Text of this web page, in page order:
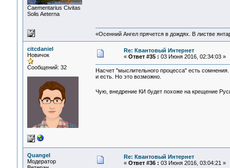
Сaementarius Civitas
Solis Aeterna
«Осенний Ангел прячется в дождях. В листве
citcdaniel
Новичок
Сообщений: 32
Re: Квантовый Интернет
« Ответ #35 : 03 Июня 2016, 02:34:03 »
Насчет "мыслительного процесса" есть
и есть. Но это возможно.
Чую, внедрение КИ будет похоже на крещение
Quangel
Модератор
Re: Квантовый Интернет
« Ответ #36 : 03 Июня 2016, 03:04:21 »